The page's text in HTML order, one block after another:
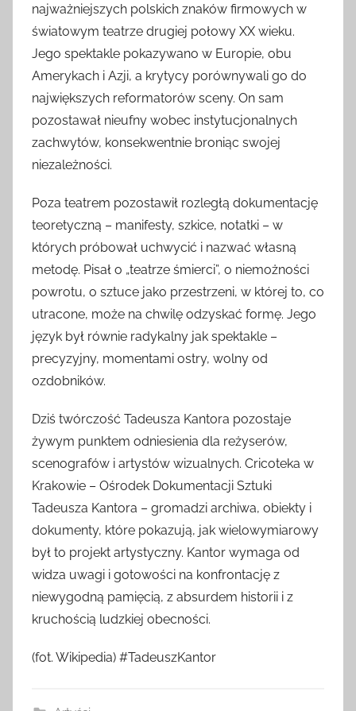
najważniejszych polskich znaków firmowych w
światowym teatrze drugiej połowy XX wieku.
Jego spektakle pokazywano w Europie, obu
Amerykach i Azji, a krytycy porównywali go do
największych reformatorów sceny. On sam
pozostawał nieufny wobec instytucjonalnych
zachwytów, konsekwentnie broniąc swojej
niezależności.
Poza teatrem pozostawił rozległą dokumentację
teoretyczną – manifesty, szkice, notatki – w
których próbował uchwycić i nazwać własną
metodę. Pisał o „teatrze śmierci”, o niemożności
powrotu, o sztuce jako przestrzeni, w której to, co
utracone, może na chwilę odzyskać formę. Jego
język był równie radykalny jak spektakle –
precyzyjny, momentami ostry, wolny od
ozdobników.
Dziś twórczość Tadeusza Kantora pozostaje
żywym punktem odniesienia dla reżyserów,
scenografów i artystów wizualnych. Cricoteka w
Krakowie – Ośrodek Dokumentacji Sztuki
Tadeusza Kantora – gromadzi archiwa, obiekty i
dokumenty, które pokazują, jak wielowymiarowy
był to projekt artystyczny. Kantor wymaga od
widza uwagi i gotowości na konfrontację z
niewygodną pamięcią, z absurdem historii i z
kruchością ludzkiej obecności.
(fot. Wikipedia) #TadeuszKantor